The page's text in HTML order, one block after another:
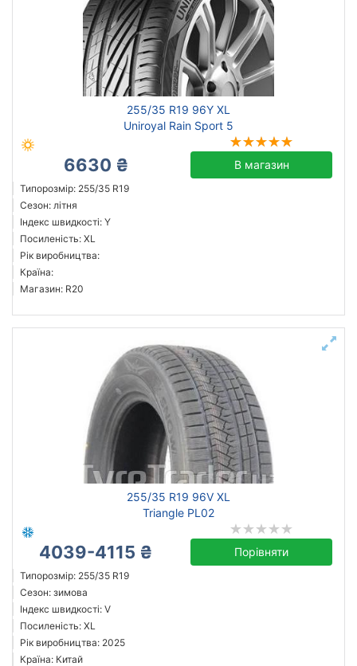
255/35 R19 96Y XL
Uniroyal Rain Sport 5
6630 ₴ В магазин
Типорозмір: 255/35 R19
Сезон: літня
Індекс швидкості: Y
Посиленість: XL
Рік виробництва:
Країна:
Магазин: R20
255/35 R19 96V XL
Triangle PL02
4039-4115 ₴ Порівняти
Типорозмір: 255/35 R19
Сезон: зимова
Індекс швидкості: V
Посиленість: XL
Рік виробництва: 2025
Країна: Китай